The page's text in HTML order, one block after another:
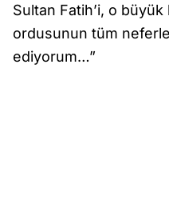
Sultan Fatih’i, o
ordusunun tüm
ediyorum…”